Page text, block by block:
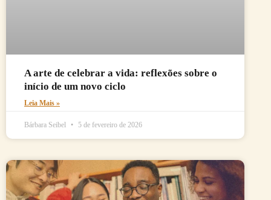
A arte de celebrar a vida: reflexões sobre o
início de um novo ciclo
Leia Mais »
Bárbara Seibel 5 de fevereiro de 2026